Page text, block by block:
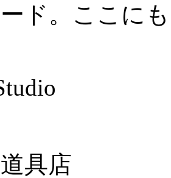
ド。ここに
具店